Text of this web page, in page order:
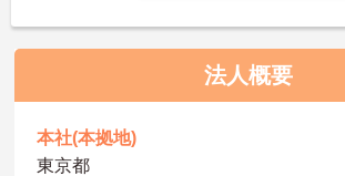
法人概要
本社(本拠地)
東京都